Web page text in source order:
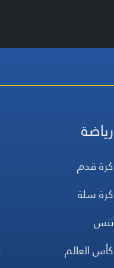
رياضة
كرة قدم
كرة سلة
تنس
كأس العالم